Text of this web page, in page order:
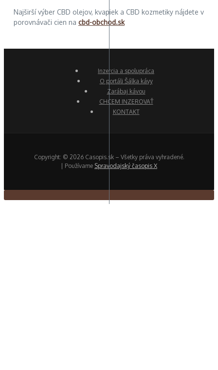
Najširší výber CBD olejov, kvapiek a CBD kozmetiky nájdete v
porovnávači cien na cbd-obchod.sk
Inzercia a spolupráca
O portáli Šálka kávy
Zarábaj kávou
CHCEM INZEROVAŤ
KONTAKT
Copyright: © 2026 Casopis.sk – Všetky práva vyhradené.
| Používame Spravodajský časopis X